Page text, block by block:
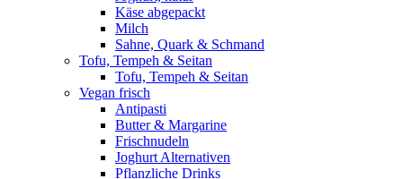
Käse abgepackt
Milch
Sahne, Quark & Schmand
Tofu, Tempeh & Seitan
Tofu, Tempeh & Seitan
Vegan frisch
Antipasti
Butter & Margarine
Frischnudeln
Joghurt Alternativen
Pflanzliche Drinks